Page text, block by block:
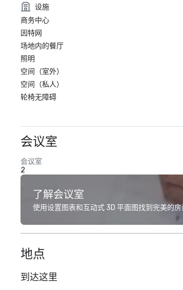
设施
商务中心
因特网
场地内的餐厅
照明
空间（室外）
空间（私人）
轮椅无障碍
会议室
会议室
2
了解会议室
使用设置图表和互动式 3D 平面图找到完美的房
地点
到达这里